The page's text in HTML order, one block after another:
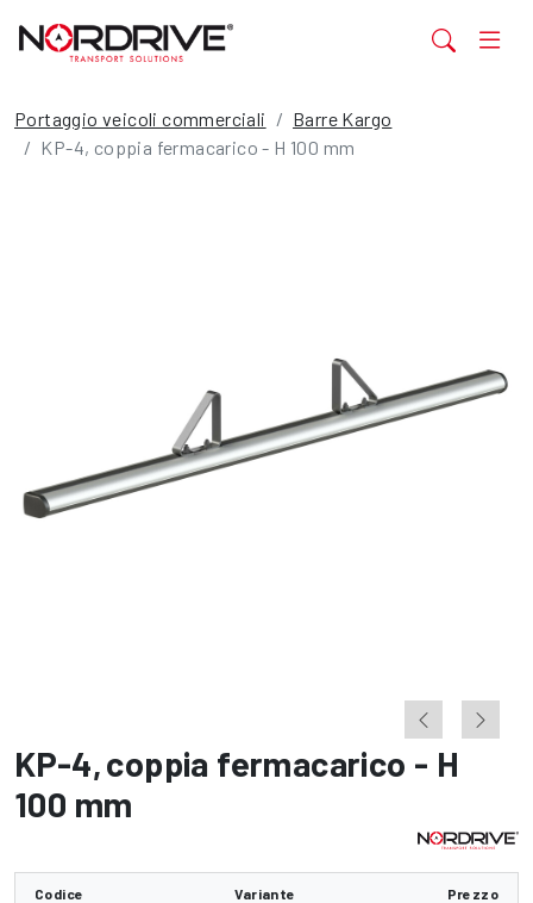
Portaggio veicoli commerciali
Barre Kargo
KP-4, coppia fermacarico - H 100 mm
KP-4,coppia fermacarico - H
100 mm
Codice Variante Prezzo